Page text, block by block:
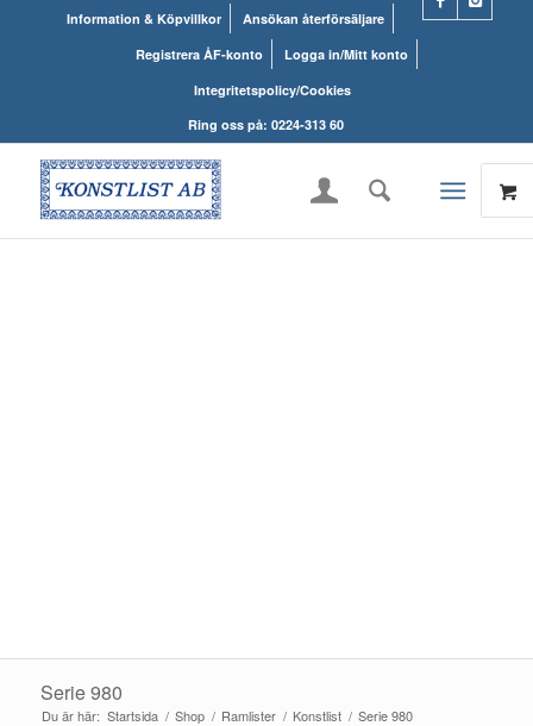
Information & Köpvillkor
Ansökan återförsäljare
Registrera ÅF-konto
Logga in/Mitt konto
Integritetspolicy/Cookies
Ring oss på: 0224-313 60
Serie 980
Du är här: Startsida / Shop / Ramlister / Konstlist / Serie 980